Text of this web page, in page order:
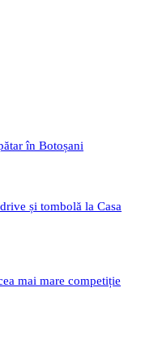
în Botoșani
și tombolă la Casa
mai mare competiție